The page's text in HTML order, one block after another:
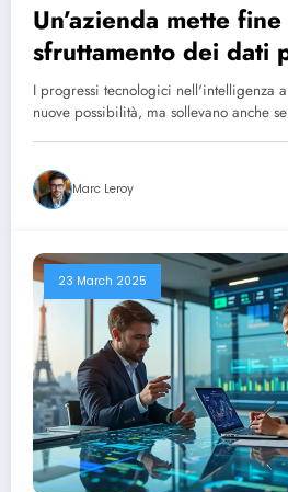
Un’azienda mette
sfruttamento dei dati
parte
grazie a un ingegnoso
I progressi tecnologici nell'intelligenza
nuove possibilità, ma sollevano anche
Marc Leroy
23 March 2025